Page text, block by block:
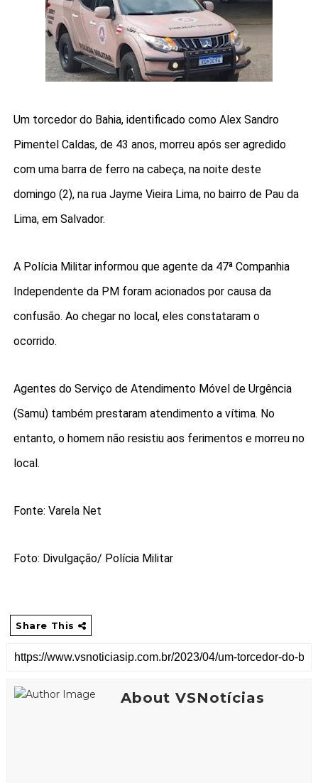
Um torcedor do Bahia, identificado como Alex Sandro
Pimentel Caldas, de 43 anos, morreu após ser agredido
com uma barra de ferro na cabeça, na noite deste
domingo (2), na rua Jayme Vieira Lima, no bairro de Pau da
Lima, em Salvador.
A Polícia Militar informou que agente da 47ª Companhia
Independente da PM foram acionados por causa da
confusão. Ao chegar no local, eles constataram o
ocorrido.
Agentes do Serviço de Atendimento Móvel de Urgência
(Samu) também prestaram atendimento a vítima. No
entanto, o homem não resistiu aos ferimentos e morreu no
local.
Fonte: Varela Net
Foto: Divulgação/ Polícia Militar
Share This
About VSNotícias